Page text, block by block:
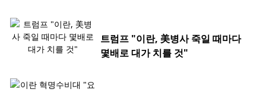
트럼프 "이란, 美병사 죽일 때마다
몇배로 대가 치를 것"